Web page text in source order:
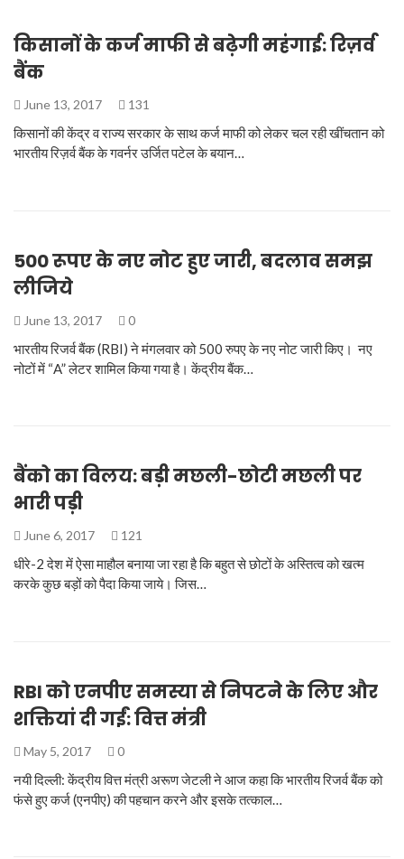
किसानों के कर्ज माफी से बढ़ेगी महंगाई: रिज़र्व
बैंक
June 13, 2017 131
किसानों की केंद्र व राज्य सरकार के साथ कर्ज माफी को लेकर चल रही खींचतान को
भारतीय रिज़र्व बैंक के गवर्नर उर्जित पटेल के बयान…
500 रूपए के नए नोट हुए जारी, बदलाव समझ
लीजिये
June 13, 2017 0
भारतीय रिजर्व बैंक (RBI) ने मंगलवार को 500 रुपए के नए नोट जारी किए। नए
नोटों में “A” लेटर शामिल किया गया है। केंद्रीय बैंक…
बैंको का विलय: बड़ी मछली-छोटी मछली पर
भारी पड़ी
June 6, 2017 121
धीरे-2 देश में ऐसा माहौल बनाया जा रहा है कि बहुत से छोटों के अस्तित्व को खत्म
करके कुछ बड़ों को पैदा किया जाये। जिस…
RBI को एनपीए समस्या से निपटने के लिए और
शक्तियां दी गईं: वित्त मंत्री
May 5, 2017 0
नयी दिल्ली: केंद्रीय वित्त मंत्री अरूण जेटली ने आज कहा कि भारतीय रिजर्व बैंक को
फंसे हुए कर्ज (एनपीए) की पहचान करने और इसके तत्काल…